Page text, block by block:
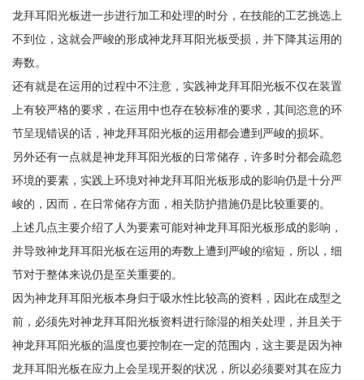
龙拜耳阳光板进一步进行加工和处理的时分，在技能的工艺挑选上
不到位，这就会严峻的形成神龙拜耳阳光板受损，并下降其运用的
寿数。
还有就是在运用的过程中不注意，实践神龙拜耳阳光板不仅在装置
上有较严格的要求，在运用中也存在较标准的要求，其间恣意的环
节呈现错误的话，神龙拜耳阳光板的运用都会遭到严峻的损坏。
另外还有一点就是神龙拜耳阳光板的日常储存，许多时分都会疏忽
环境的要素，实践上环境对神龙拜耳阳光板形成的影响仍是十分严
峻的，因而，在日常储存方面，相关防护措施仍是比较重要的。
上述几点主要介绍了人为要素可能对神龙拜耳阳光板形成的影响，
并导致神龙拜耳阳光板在运用的寿数上遭到严峻的缩短，所以，细
节对于整体来说仍是至关重要的。
因为神龙拜耳阳光板本身归于吸水性比较高的资料，因此在成型之
前，必须先对神龙拜耳阳光板资料进行除湿的相关处理，并且关于
神龙拜耳阳光板的温度也要控制在一定的范围内，这主要是因为神
龙拜耳阳光板在应力上会呈现开裂的状况，所以必须要对其在应力